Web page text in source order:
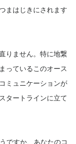
まはじきにされます
りません。特に地繋
っているこのオース
ミュニケーションが
タートラインに立て
ですか、あなたのコ